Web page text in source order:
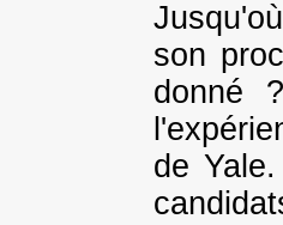
son
donné
de